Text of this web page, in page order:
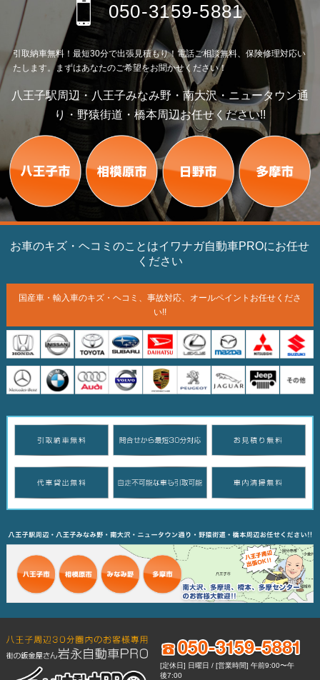
050-3159-5881
引取納車無料！最短30分で出張見積もり！電話ご相談無料、保険修理対応い
たします。まずはあなたのご希望をお聞かせください！
八王子駅周辺・八王子みなみ野・南大沢・ニュータウン通
り・野猿街道・橋本周辺お任せください!!
お車のキズ・ヘコミのことはイワナガ自動車PROにお任せ
ください
国産車・輸入車のキズ・ヘコミ、 事故対応、オールペイント お任せくださ
い!!
[定休日] 日曜日 / [営業時間] 午前9:00〜午
後7:00